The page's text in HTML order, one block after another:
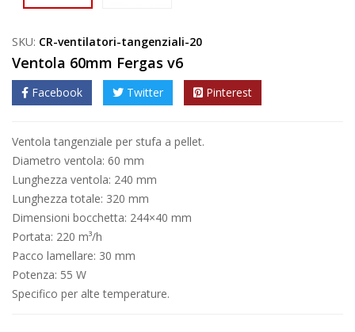
SKU: CR-ventilatori-tangenziali-20
Ventola 60mm Fergas v6
Facebook Twitter Pinterest
Ventola tangenziale per stufa a pellet.
Diametro ventola: 60 mm
Lunghezza ventola: 240 mm
Lunghezza totale: 320 mm
Dimensioni bocchetta: 244×40 mm
Portata: 220 m³/h
Pacco lamellare: 30 mm
Potenza: 55 W
Specifico per alte temperature.